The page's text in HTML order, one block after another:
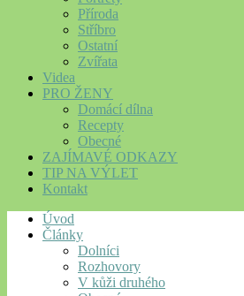
Příroda
Stříbro
Ostatní
Zvířata
Videa
PRO ŽENY
Domácí dílna
Recepty
Obecné
ZAJÍMAVÉ ODKAZY
TIP NA VÝLET
Kontakt
Úvod
Články
Dolníci
Rozhovory
V kůži druhého